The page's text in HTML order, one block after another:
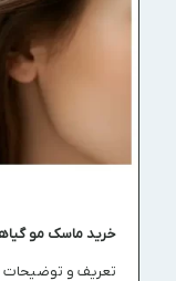
خرید ماسک مو
تعریف و توضیحات